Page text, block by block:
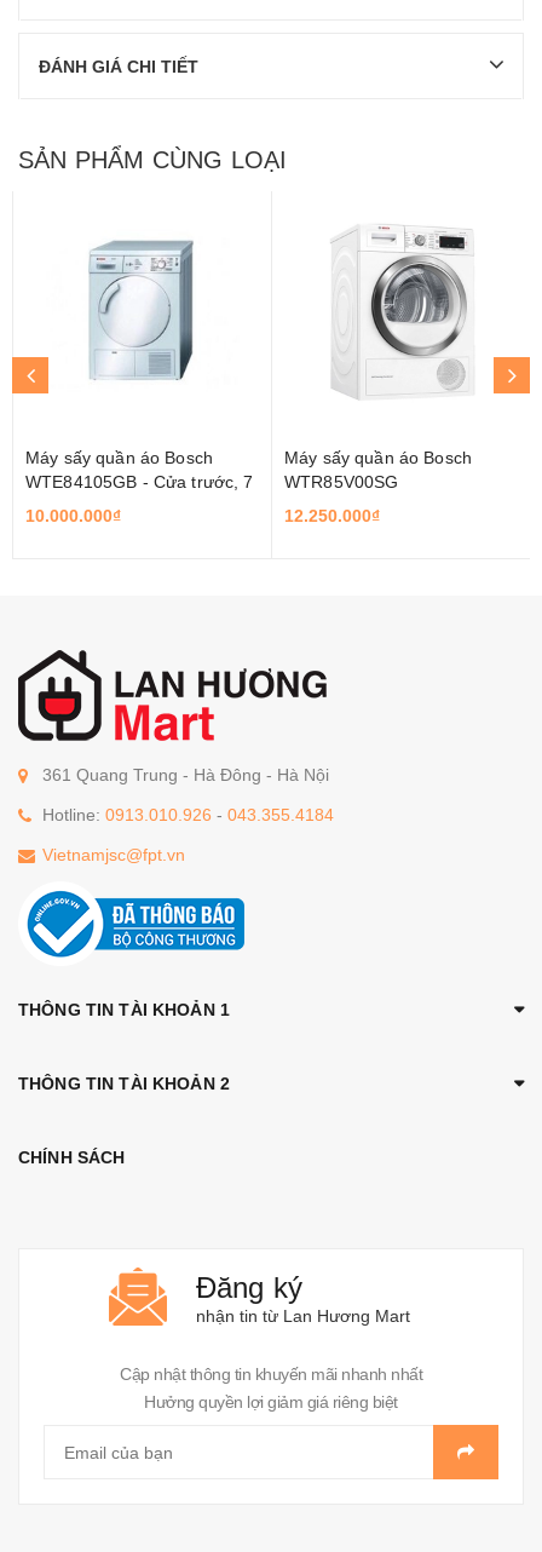
ĐÁNH GIÁ CHI TIẾT
SẢN PHẨM CÙNG LOẠI
Máy sấy quần áo Bosch
WTE84105GB - Cửa trước, 7
Kg
10.000.000₫
Máy sấy quần áo Bosch
WTR85V00SG
12.250.000₫
361 Quang Trung - Hà Đông - Hà Nội
Hotline: 0913.010.926 - 043.355.4184
Vietnamjsc@fpt.vn
THÔNG TIN TÀI KHOẢN 1
THÔNG TIN TÀI KHOẢN 2
CHÍNH SÁCH
Đăng ký
nhận tin từ Lan Hương Mart
Cập nhật thông tin khuyến mãi nhanh nhất
Hưởng quyền lợi giảm giá riêng biệt